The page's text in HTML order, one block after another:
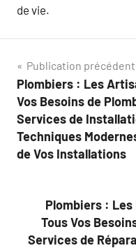
de vie.
Navigation
de
l’article
Publication
Plombiers : Les
Vos Besoins de
Services de
Techniques
de Vos Installations
Plombiers :
Tous Vos
Services de